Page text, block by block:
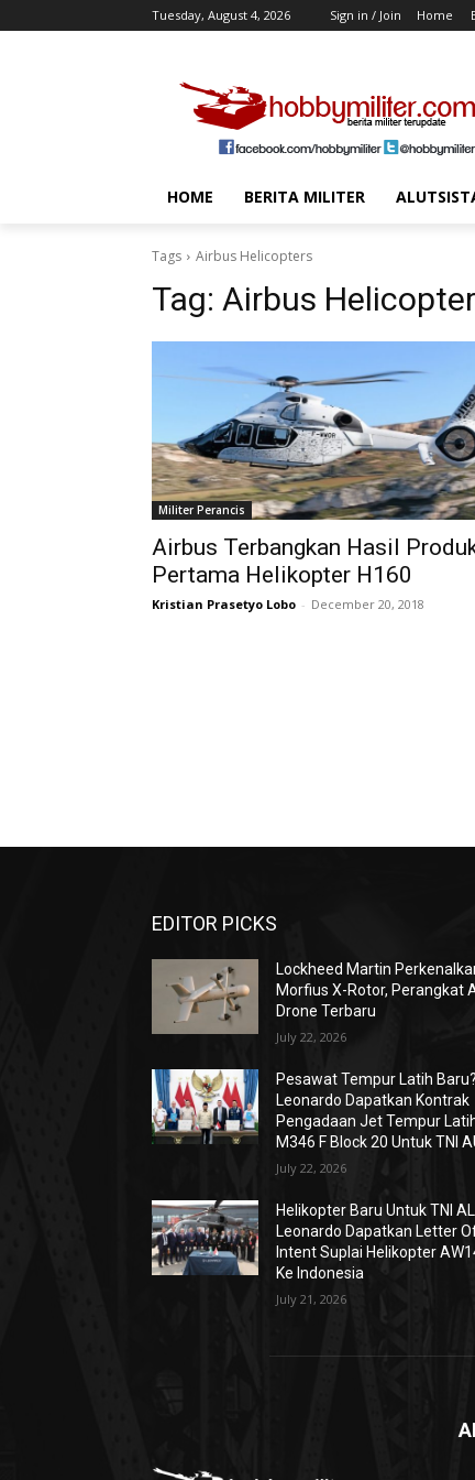
Tuesday, August 4, 2026 Sign in / Join Home
HOME BERITA MILITER
Tags Airbus Helicopters
Tag: Airbus
Militer Perancis
Airbus Terbangkan Hasil
Pertama Helikopter H160
Kristian Prasetyo Lobo - December 20, 2018
EDITOR PICKS
Lockheed Martin
Morfius X-Rotor, Perangkat
Drone Terbaru
July 22, 2026
Pesawat Tempur Latih Baru?
Leonardo Dapatkan Kontrak
Pengadaan Jet Tempur
M346 F Block 20 Untuk TNI
July 22, 2026
Helikopter Baru Untuk TNI
Leonardo Dapatkan Letter
Intent Suplai Helikopter
Ke Indonesia
July 21, 2026